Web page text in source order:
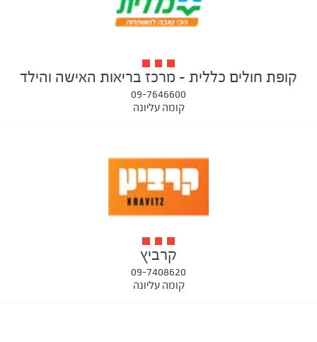
קופת חולים כללית - מרכז בריאות האישה והילד
09-7646600
קומה עליונה
קרביץ
09-7408620
קומה עליונה